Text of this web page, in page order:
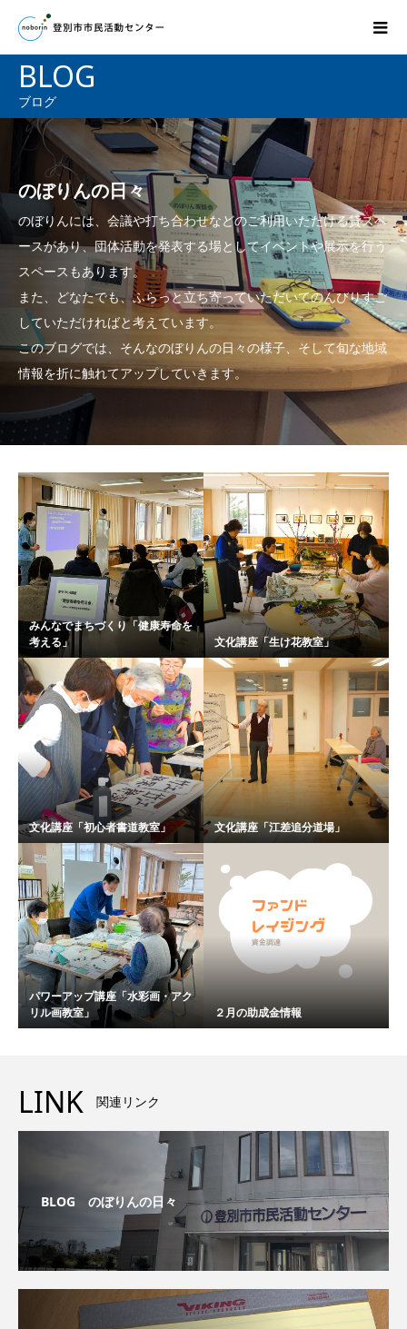
BLOG
ブログ
のぼりんの日々
のぼりんには、会議や打ち合わせなどのご利用いただける貸スペ
ースがあり、団体活動を発表する場としてイベントや展示を行う
スペースもあります。
また、どなたでも、ふらっと立ち寄っていただいてのんびりすご
していただければと考えています。
このブログでは、そんなのぼりんの日々の様子、そして旬な地域
情報を折に触れてアップしていきます。
みんなでまちづくり「健康寿命を
考える」
文化講座「生け花教室」
文化講座「初心者書道教室」 文化講座「江差追分道場」
パワーアップ講座「水彩画・アク
リル画教室」
２月の助成金情報
LINK 関連リンク
BLOG のぼりんの日々